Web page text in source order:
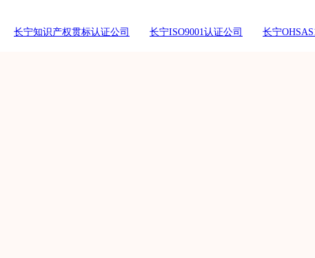
长宁知识产权贯标认证公司 长宁ISO9001认证公司 长宁